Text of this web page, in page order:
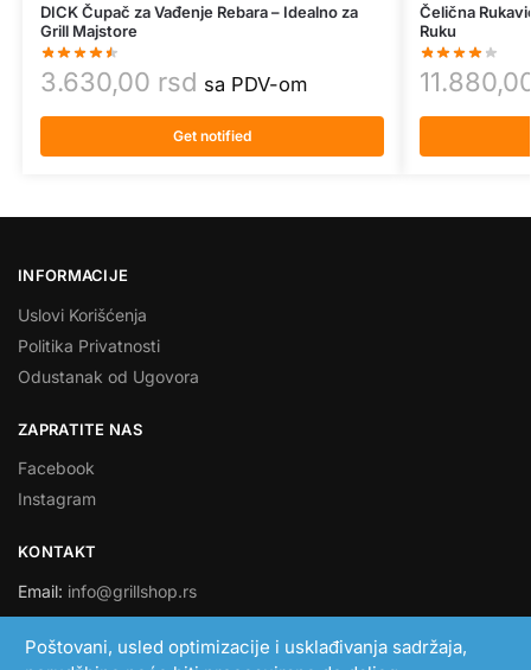
Poštovani, usled optimizacije i usklađivanja sadržaja,
DICK Čupač za Vađenje Rebara – Idealno za
Grill Majstore
3.630,00 rsd sa PDV-om
Get notified
Čelična
Ruku
INFORMACIJE
Uslovi Korišćenja
Politika Privatnosti
Odustanak od Ugovora
ZAPRATITE NAS
Facebook
Instagram
KONTAKT
Email: info@grillshop.rs
SMART LINK DOO